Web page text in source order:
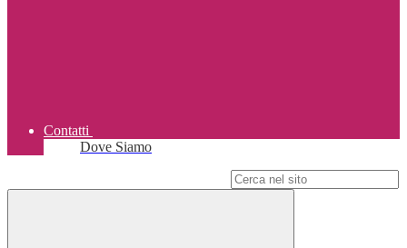
Contatti
Dove Siamo